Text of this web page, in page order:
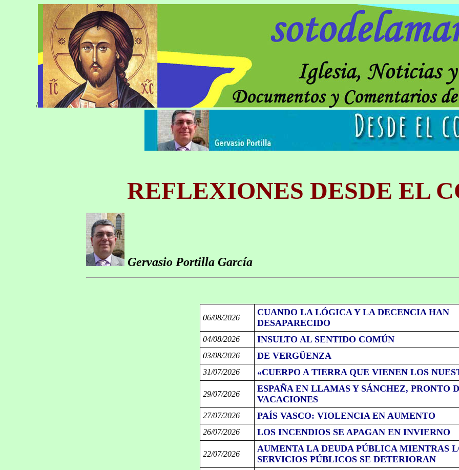
/
REFLEXIONES DESDE EL
Gervasio Portilla García
06/08/2026
CUANDO LA LÓGICA Y LA DECENCIA HAN
DESAPARECIDO
04/08/2026 INSULTO AL SENTIDO COMÚN
03/08/2026 DE VERGÜENZA
31/07/2026 «CUERPO A TIERRA QUE VIENEN LOS
29/07/2026
ESPAÑA EN LLAMAS Y SÁNCHEZ, PRONTO
VACACIONES
27/07/2026 PAÍS VASCO: VIOLENCIA EN AUMENTO
26/07/2026 LOS INCENDIOS SE APAGAN EN INVIERNO
22/07/2026
AUMENTA LA DEUDA PÚBLICA MIENTRAS
SERVICIOS PÚBLICOS SE DETERIORAN